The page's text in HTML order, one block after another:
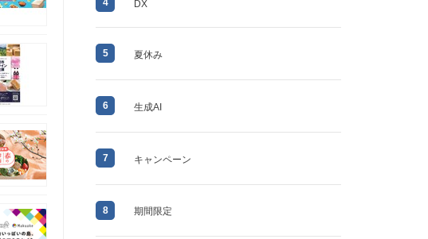
4 DX
5 夏休み
6 生成AI
7 キャンペーン
8 期間限定